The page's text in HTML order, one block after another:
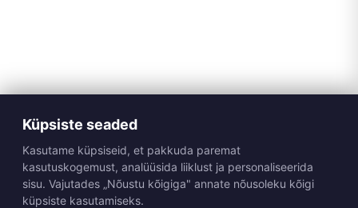
Küpsiste seaded
Kasutame küpsiseid, et pakkuda paremat
kasutuskogemust, analüüsida liiklust ja personaliseerida
sisu. Vajutades „Nõustu kõigiga" annate nõusoleku kõigi
küpsiste kasutamiseks.